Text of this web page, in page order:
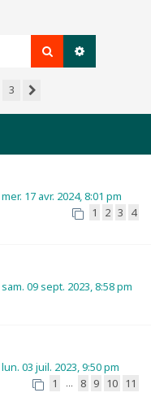
Rechercher
3
mer. 17 avr. 2024, 8:01 pm
1 2 3 4
sam. 09 sept. 2023, 8:58 pm
lun. 03 juil. 2023, 9:50 pm
1 … 8 9 10 11